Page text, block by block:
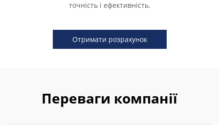
точність і ефективність.
Отримати розрахунок
Переваги компанії